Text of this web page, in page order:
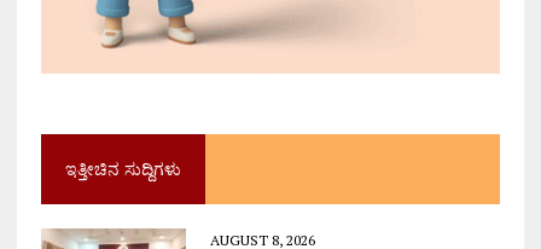
ಇತ್ತೀಚಿನ ಸುದ್ದಿಗಳು
AUGUST 8, 2026